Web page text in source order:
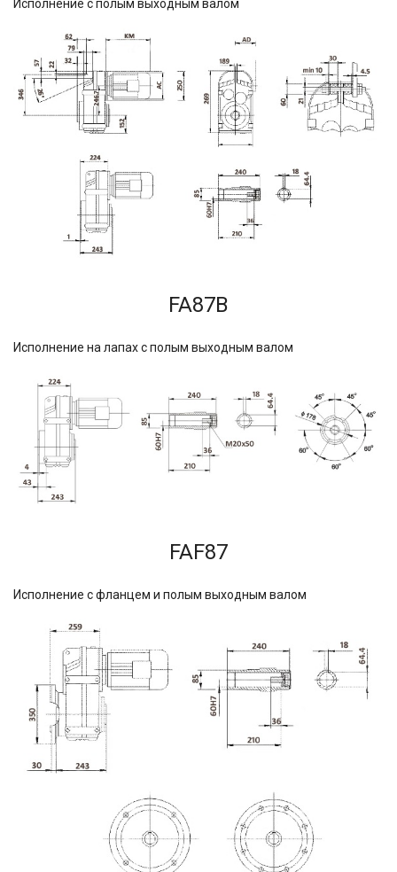
Исполнение с полым выходным валом
FA87B
Исполнение на лапах с полым выходным валом
FAF87
Исполнение с фланцем и полым выходным валом